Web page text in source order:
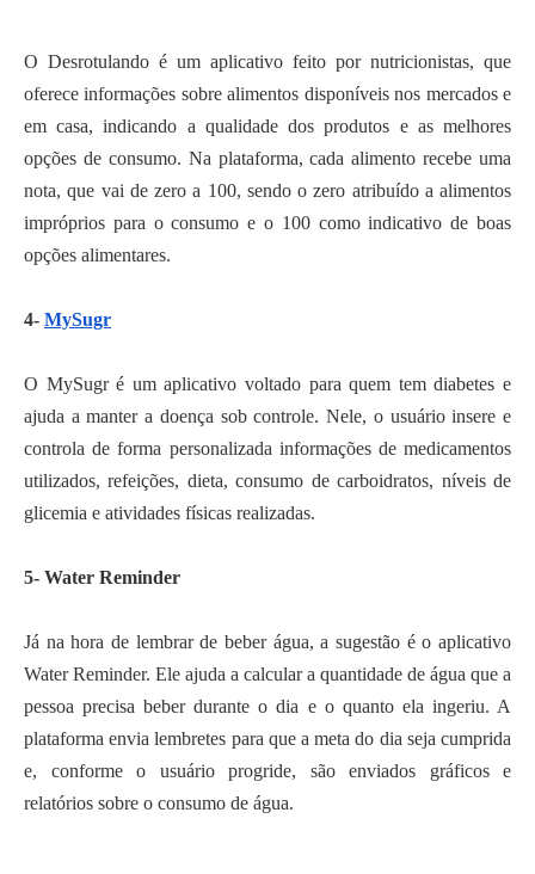
O Desrotulando é um aplicativo feito por nutricionistas, que
oferece informações sobre alimentos disponíveis nos mercados e
em casa, indicando a qualidade dos produtos e as melhores
opções de consumo. Na plataforma, cada alimento recebe uma
nota, que vai de zero a 100, sendo o zero atribuído a alimentos
impróprios para o consumo e o 100 como indicativo de boas
opções alimentares.
4- MySugr
O MySugr é um aplicativo voltado para quem tem diabetes e
ajuda a manter a doença sob controle. Nele, o usuário insere e
controla de forma personalizada informações de medicamentos
utilizados, refeições, dieta, consumo de carboidratos, níveis de
glicemia e atividades físicas realizadas.
5- Water Reminder
Já na hora de lembrar de beber água, a sugestão é o aplicativo
Water Reminder. Ele ajuda a calcular a quantidade de água que a
pessoa precisa beber durante o dia e o quanto ela ingeriu. A
plataforma envia lembretes para que a meta do dia seja cumprida
e, conforme o usuário progride, são enviados gráficos e
relatórios sobre o consumo de água.